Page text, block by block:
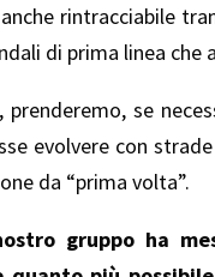
rintracciabile
di prima linea
se
evolvere con
da “prima volta”.
gruppo ha